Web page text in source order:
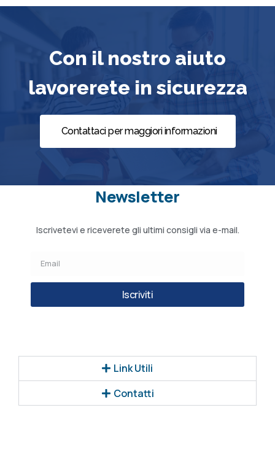
Con il nostro aiuto
lavorerete in sicurezza
Contattaci per maggiori informazioni
Newsletter
Iscrivetevi e riceverete gli ultimi consigli via e-mail.
Iscriviti
Link Utili
Contatti